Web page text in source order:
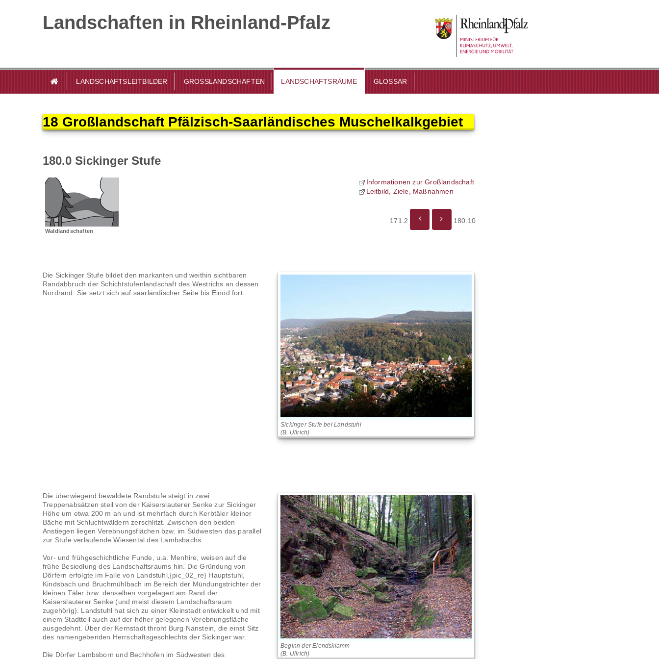
Landschaften in Rheinland-Pfalz
LANDSCHAFTSLEITBILDER GROSSLANDSCHAFTEN LANDSCHAFTSRÄUME GLOSSAR
18 Großlandschaft Pfälzisch-Saarländisches Muschelkalkgebiet
180.0 Sickinger Stufe
Informationen zur Großlandschaft
Leitbild, Ziele, Maßnahmen
Waldlandschaften
171.2 180.10
Sickinger Stufe bei Landstuhl
(B. Ullrich)
Die Sickinger Stufe bildet den markanten und weithin sichtbaren
Randabbruch der Schichtstufenlandschaft des Westrichs an dessen
Nordrand. Sie setzt sich auf saarländischer Seite bis Einöd fort.
Beginn der Elendsklamm
(B. Ullrich)
Die überwiegend bewaldete Randstufe steigt in zwei
Treppenabsätzen steil von der Kaiserslauterer Senke zur Sickinger
Höhe um etwa 200 m an und ist mehrfach durch Kerbtäler kleiner
Bäche mit Schluchtwäldern zerschlitzt. Zwischen den beiden
Anstiegen liegen Verebnungsflächen bzw. im Südwesten das parallel
zur Stufe verlaufende Wiesental des Lambsbachs.
Vor- und frühgeschichtliche Funde, u.a. Menhire, weisen auf die
frühe Besiedlung des Landschaftsraums hin. Die Gründung von
Dörfern erfolgte im Falle von Landstuhl,{pic_02_re} Hauptstuhl,
Kindsbach und Bruchmühlbach im Bereich der Mündungstrichter der
kleinen Täler bzw. denselben vorgelagert am Rand der
Kaiserslauterer Senke (und meist diesem Landschaftsraum
zugehörig). Landstuhl hat sich zu einer Kleinstadt entwickelt und mit
einem Stadtteil auch auf der höher gelegenen Verebnungsfläche
ausgedehnt. Über der Kernstadt thront Burg Nanstein, die einst Sitz
des namengebenden Herrschaftsgeschlechts der Sickinger war.
Die Dörfer Lambsborn und Bechhofen im Südwesten des